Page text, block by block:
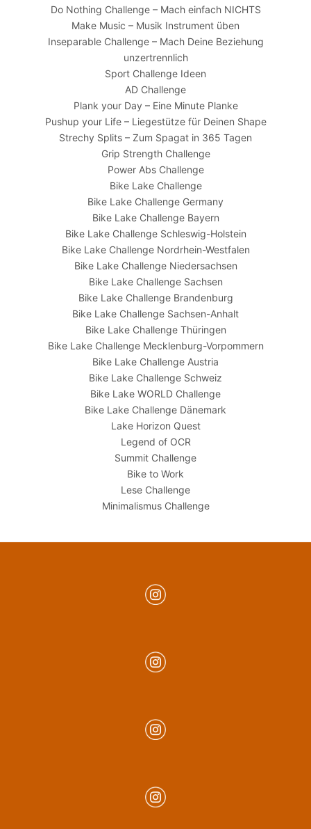
Do Nothing Challenge – Mach einfach NICHTS
Make Music – Musik Instrument üben
Inseparable Challenge – Mach Deine Beziehung
unzertrennlich
Sport Challenge Ideen
AD Challenge
Plank your Day – Eine Minute Planke
Pushup your Life – Liegestütze für Deinen Shape
Strechy Splits – Zum Spagat in 365 Tagen
Grip Strength Challenge
Power Abs Challenge
Bike Lake Challenge
Bike Lake Challenge Germany
Bike Lake Challenge Bayern
Bike Lake Challenge Schleswig-Holstein
Bike Lake Challenge Nordrhein-Westfalen
Bike Lake Challenge Niedersachsen
Bike Lake Challenge Sachsen
Bike Lake Challenge Brandenburg
Bike Lake Challenge Sachsen-Anhalt
Bike Lake Challenge Thüringen
Bike Lake Challenge Mecklenburg-Vorpommern
Bike Lake Challenge Austria
Bike Lake Challenge Schweiz
Bike Lake WORLD Challenge
Bike Lake Challenge Dänemark
Lake Horizon Quest
Legend of OCR
Summit Challenge
Bike to Work
Lese Challenge
Minimalismus Challenge